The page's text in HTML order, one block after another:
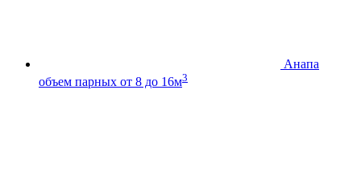
Анапа
объем парных от 8 до 16м3